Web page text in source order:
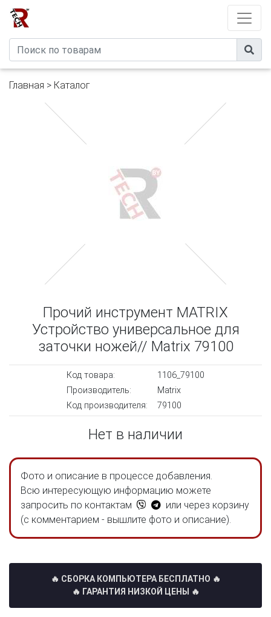
Главная > Каталог
Прочий инструмент MATRIX
Устройство универсальное для
заточки ножей// Matrix 79100
Код товара:
1106_79100
Производитель:
Matrix
Код производителя:
79100
Нет в наличии
Фото и описание в процессе добавления.
Всю интересующую информацию можете
запросить по контактам
или через корзину
(с комментарием - вышлите фото и описание).
🔥 СБОРКА КОМПЬЮТЕРА БЕСПЛАТНО 🔥
🔥 ГАРАНТИЯ НИЗКОЙ ЦЕНЫ 🔥